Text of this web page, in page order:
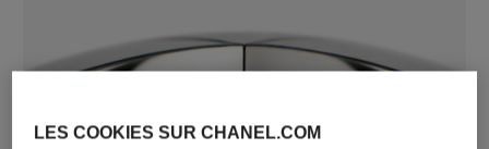
LES COOKIES SUR CHANEL.COM